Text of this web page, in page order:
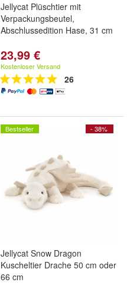
Jellycat Plüschtier mit
Verpackungsbeutel,
Abschlussedition Hase, 31 cm
23,99 €
Kostenloser Versand
26
- 38%
Bestseller
Jellycat Snow Dragon
Kuscheltier Drache 50 cm oder
66 cm